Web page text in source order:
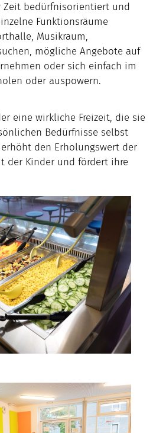
Zeit bedürfnisorientiert und
Funktionsräume
Musikraum,
mögliche Angebote auf
oder sich einfach im
oder auspowern.
eine wirkliche Freizeit, die sie
Bedürfnisse selbst
den Erholungswert der
der Kinder und fördert ihre